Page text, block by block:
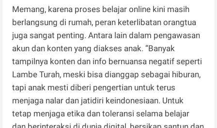
Memang, karena proses belajar online kini masih
berlangsung di rumah, peran keterlibatan orangtua
juga sangat penting. Antara lain dalam pengawasan
akun dan konten yang diakses anak. ”Banyak
tampilnya konten dan info bernuansa negatif seperti
Lambe Turah, meski bisa dianggap sebagai hiburan,
tapi anak mesti diberi pengertian untuk terus
menjaga nalar dan jatidiri keindonesiaan. Untuk
tetap menjaga etika dan toleransi selama belajar